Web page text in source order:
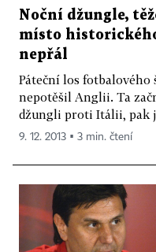
Noční džungle,
místo
nepřál
Páteční los
nepotěšil Anglii. Ta
džungli proti Itálii, pak
9. 12. 2013 ▪ 3 min. čtení